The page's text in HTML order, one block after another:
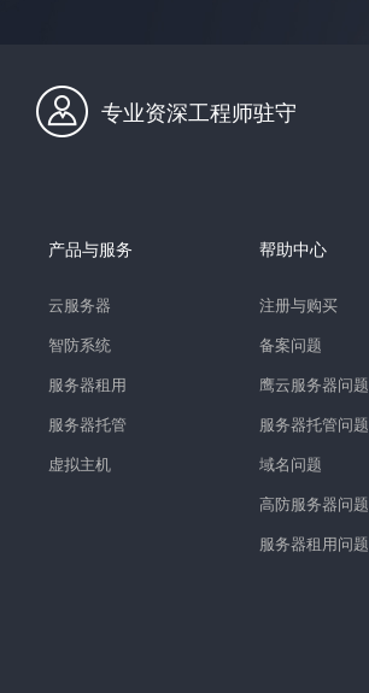
专业资深工程师驻守
产品与服务
云服务器
智防系统
服务器租用
服务器托管
虚拟主机
帮助中心
注册与购买
备案问题
鹰云服务器问题
服务器托管问题
域名问题
高防服务器问题
服务器租用问题